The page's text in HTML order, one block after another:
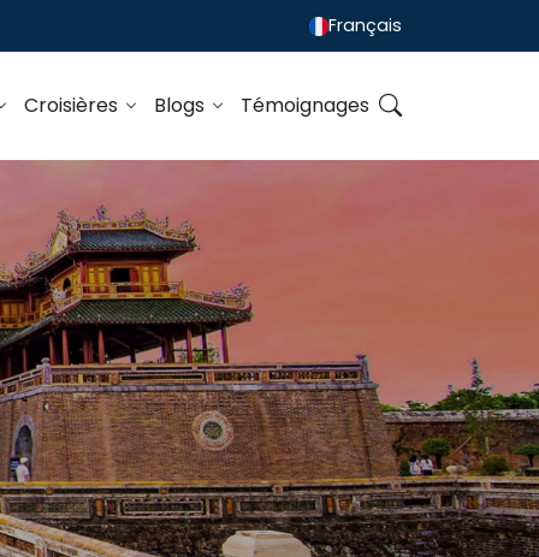
Français
Croisières Blogs Témoignages